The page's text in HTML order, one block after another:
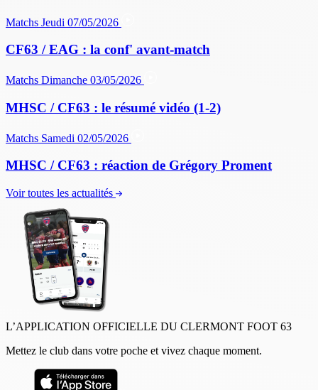
Matchs Jeudi 07/05/2026
CF63 / EAG : la conf' avant-match
Matchs Dimanche 03/05/2026
MHSC / CF63 : le résumé vidéo (1-2)
Matchs Samedi 02/05/2026
MHSC / CF63 : réaction de Grégory Proment
Voir toutes les actualités
L’APPLICATION OFFICIELLE DU CLERMONT FOOT 63
Mettez le club dans votre poche et vivez chaque moment.